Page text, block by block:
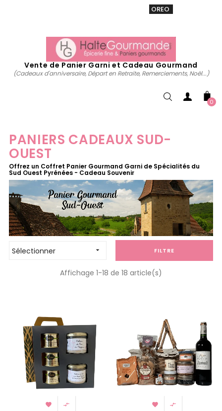
OREO
Vente de Panier Garni et Cadeau Gourmand
(Cadeaux d'anniversaire, Départ en Retraite, Remerciements, Noël...)
0
PANIERS CADEAUX SUD-
OUEST
Offrez un Coffret Panier Gourmand Garni de Spécialités du
Sud Ouest Pyrénées - Cadeau Souvenir
Sélectionner  FILTRE
Affichage 1-18 de 18 article(s)
   